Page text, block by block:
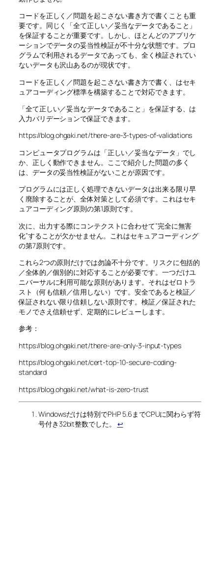
コードを正しく／問題を起こさない書き方で書くことも重
要です。同じく「全て正しい／妥当なデータであること」
を保証することが重要です。しかし、ほとんどのアプリケ
ーションでデータの妥当性検証が不十分な状態です。プロ
グラムで利用されるデータであっても、全く検証されてい
ないデータも沢山あるのが現状です。
コードを正しく／問題を起こさない書き方で書く、はセキ
ュアコーディング標準を構築することで対応できます。
「全て正しい／妥当なデータであること」を保証する、は
入力バリデーションで保証できます。
https://blog.ohgaki.net/there-are-3-types-of-validations
コンピュータプログラムは「正しい／妥当なデータ」でし
か、正しく動作できません。ここで紹介した問題の多く
は、データの妥当性検証がないことが原因です。
プログラムには正しく処理できないデータは出来る限り早
く廃除することが、全体対策として必須です。これはセキ
ュアコーディング原則の第1原則です。
次に、出力する際にコンテクストに合わせて”完全に無害
化”することが欠かせません。これはセキュアコーディング
の第7原則です。
これら2つの原則だけでは勿論不十分です。リスクに包括的
／全体的／個別的に対応することが必要です。一つだけユ
ニバーサルに利用可能な原則があります。それはゼロトラ
スト（何も信頼／信用しない）です。安全であると検証／
保証されない限り信頼しない原則です。検証／保証された
モノでさえ信頼せず、定期的にレビューします。
参考：
https://blog.ohgaki.net/there-are-only-3-input-types
https://blog.ohgaki.net/cert-top-10-secure-coding-
standard
https://blog.ohgaki.net/what-is-zero-trust
Windowsだけは特別でPHP 5.6までCPUに関わらず符
号付き32bit整数でした。 ↩